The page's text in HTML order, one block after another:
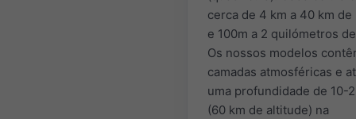
cerca de 4 km a 40 km de
e 100m a 2 quilómetros
Os nossos modelos
camadas atmosféricas e
uma profundidade de 10-
(60 km de altitude) na